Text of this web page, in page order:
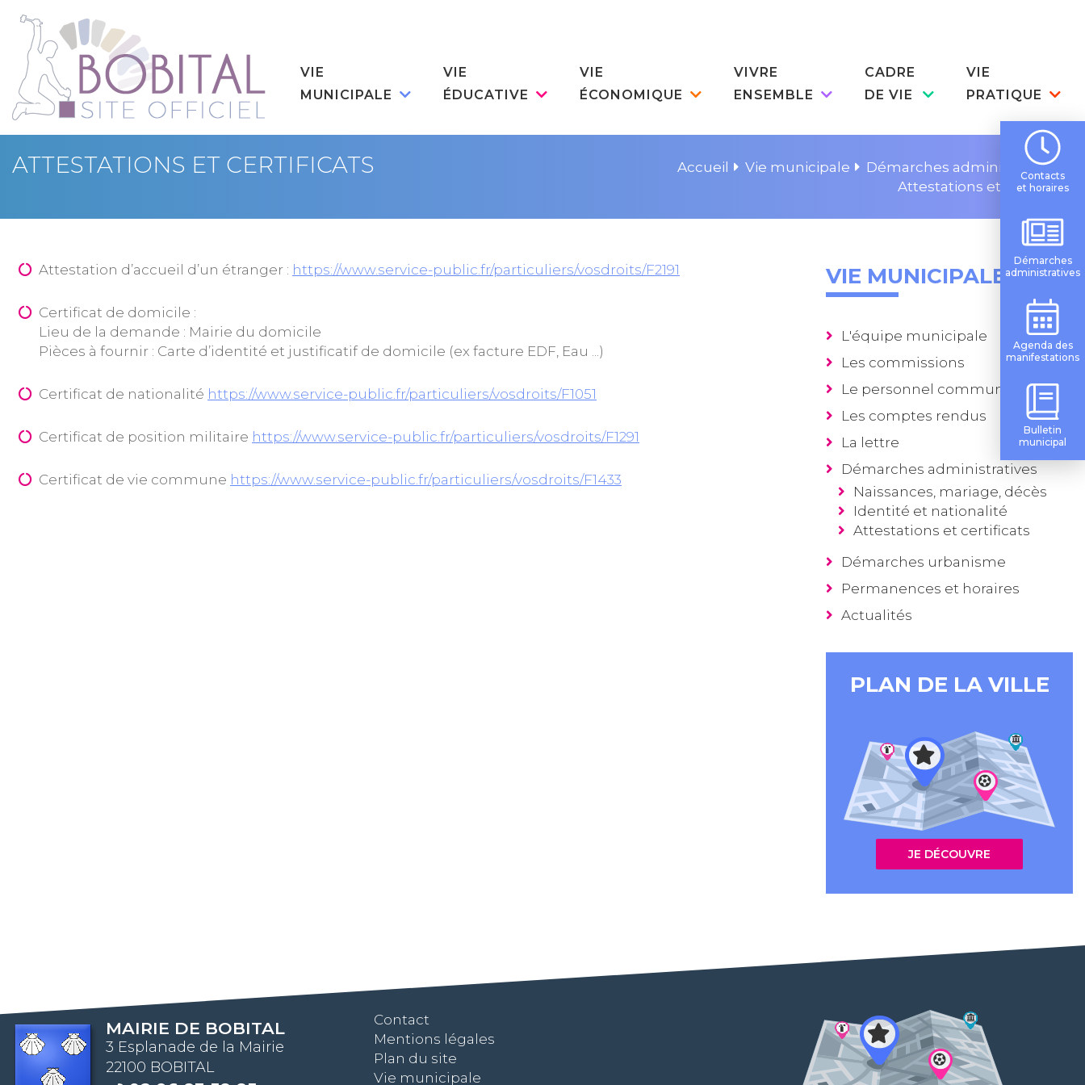
VIE
MUNICIPALE
VIE
ÉDUCATIVE
VIE
ÉCONOMIQUE
VIVRE
ENSEMBLE
CADRE
DE VIE
VIE
PRATIQUE
ATTESTATIONS ET CERTIFICATS Accueil Vie municipale
Démarches administratives
Attestations et certificats
Attestation d’accueil d’un étranger : https://www.service-public.fr/particuliers/vosdroits/F2191
Certificat de domicile :
Lieu de la demande : Mairie du domicile
Pièces à fournir : Carte d’identité et justificatif de domicile (ex facture EDF, Eau ...)
Certificat de nationalité https://www.service-public.fr/particuliers/vosdroits/F1051
Certificat de position militaire https://www.service-public.fr/particuliers/vosdroits/F1291
Certificat de vie commune https://www.service-public.fr/particuliers/vosdroits/F1433
VIE MUNICIPALE
L'équipe municipale
Les commissions
Le personnel communal
Les comptes rendus
La lettre
Démarches administratives
Naissances, mariage, décès
Identité et nationalité
Attestations et certificats
Démarches urbanisme
Permanences et horaires
Actualités
PLAN DE LA VILLE
JE DÉCOUVRE
Contacts
et horaires
Démarches
administratives
Agenda des
manifestations
Bulletin
municipal
MAIRIE DE BOBITAL
3 Esplanade de la Mairie
22100 BOBITAL
Contact
Mentions légales
Plan du site
Vie municipale